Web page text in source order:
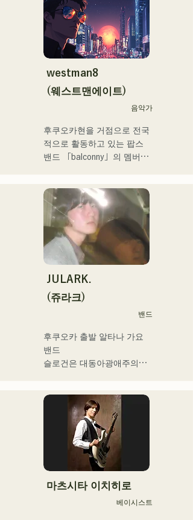
그 외에도 「홀로 라이브」
NEGI☆U에의 악곡 제공,
2022년말에 발표의 holox
「상야 리페인트」는 200만
재생을 돌파 등 메이저 씬으
후쿠오카 스쿨 오브 뮤직 &
스과 강사.
노래 만들기
희망을 연주하고 말하는 밴
드
westman8
(웨스트맨에이트)
음악가
후쿠오카현을 거점으로 전국
적으로 활동하고 있는 팝스
밴드 「balconny」의 멤버인
부터 솔로 프로젝트를 시동.
음악 생성 AI를 활용한 악곡
을 제작해 전달하고 있다.
2025년 2월 미니앨범을 3작
연속 발매, 1st 미니앨범 'the
City Pop vol.1'에 수록된
'Gift'가 'KBC MUSIC
SPLASH' 3월기 헤비로테이
션으로 선정된다.
2025년 1월 1일부터 시작한
개월간 등록자 4만명을 넘어
지금도 늘고 있다.
밴드맨, 음악 작가, 기업 경영
직함을 가진 이색 아티스트.
JULARK.
(쥬라크)
밴드
후쿠오카 출발 알타나 가요
밴드
슬로건은 대동아광애주의
독자적인 세계관이 엿볼 수
있는 가사와 전위적이고 매
력적인 사운드가 특징
마츠시타 이치히로
베이시스트